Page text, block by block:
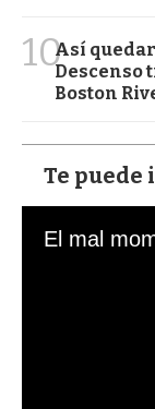
10Así
Descenso
Boston
Te puede